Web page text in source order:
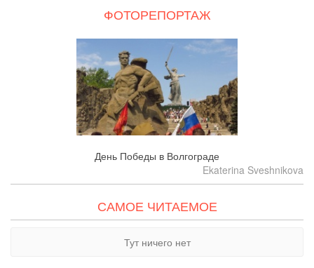
ФОТОРЕПОРТАЖ
День Победы в Волгограде
Ekaterina Sveshnikova
САМОЕ ЧИТАЕМОЕ
Тут ничего нет